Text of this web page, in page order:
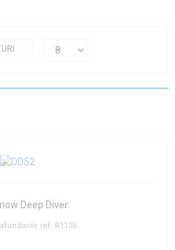
Deep Diver
ref. R1135